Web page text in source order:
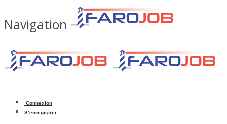
Navigation
Connexion
S’enregistrer